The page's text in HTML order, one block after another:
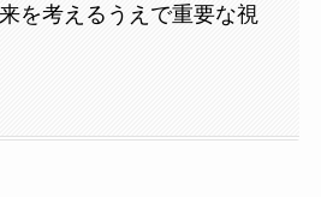
を考えるうえで重要な視